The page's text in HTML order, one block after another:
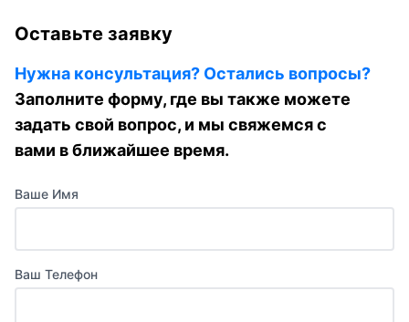
Оставьте заявку
Нужна консультация? Остались вопросы?
Заполните форму, где вы также можете
задать свой вопрос, и мы свяжемся с
вами в ближайшее время.
Ваше Имя
Ваш Телефон